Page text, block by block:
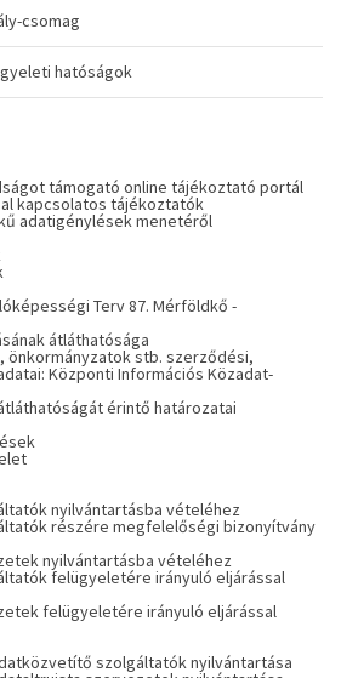
csomag
hatóságok
támogató online tájékoztató portál
kapcsolatos tájékoztatók
adatigénylések menetéről
Terv 87. Mérföldkő -
átláthatósága
stb. szerződési,
Központi Információs Közadat-
érintő határozatai
nyilvántartásba vételéhez
részére megfelelőségi bizonyítvány
nyilvántartásba vételéhez
felügyeletére irányuló eljárással
felügyeletére irányuló eljárással
szolgáltatók nyilvántartása